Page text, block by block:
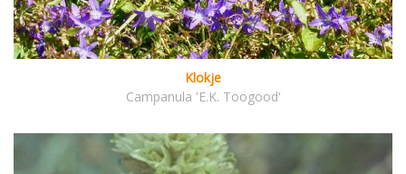
Klokje
Campanula 'E.K. Toogood'